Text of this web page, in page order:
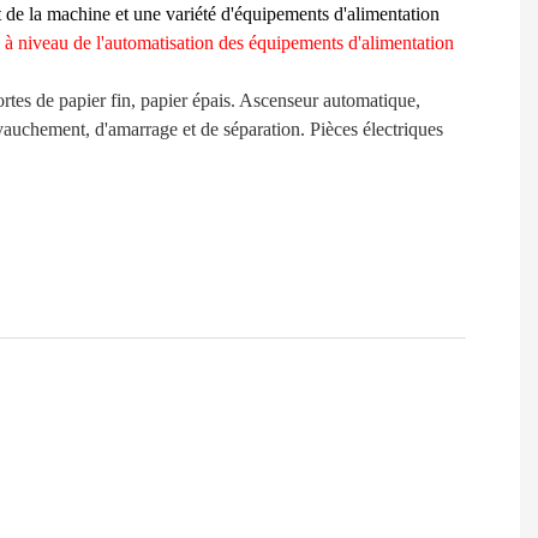
la machine et une variété d'équipements d'alimentation
niveau de l'automatisation des équipements d'alimentation
de papier fin, papier épais. Ascenseur automatique,
d'amarrage et de séparation. Pièces électriques